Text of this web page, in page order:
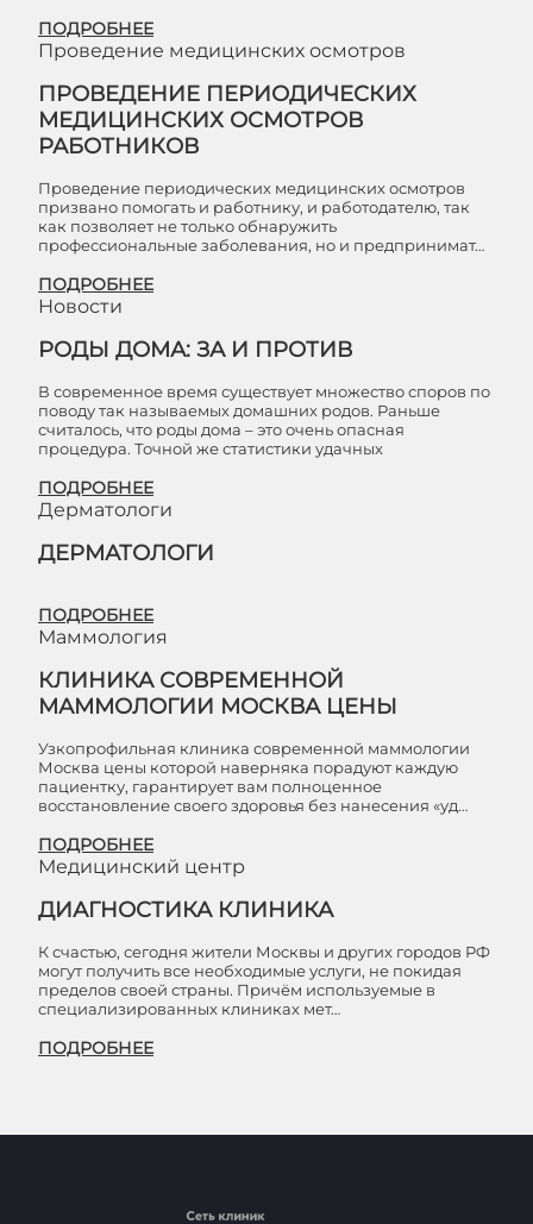
ПОДРОБНЕЕ
Проведение медицинских осмотров
ПРОВЕДЕНИЕ ПЕРИОДИЧЕСКИХ
МЕДИЦИНСКИХ ОСМОТРОВ
РАБОТНИКОВ
Проведение периодических медицинских осмотров
призвано помогать и работнику, и работодателю, так
как позволяет не только обнаружить
профессиональные заболевания, но и предпринимат…
ПОДРОБНЕЕ
Новости
РОДЫ ДОМА: ЗА И ПРОТИВ
В современное время существует множество споров по
поводу так называемых домашних родов. Раньше
считалось, что роды дома – это очень опасная
процедура. Точной же статистики удачных
ПОДРОБНЕЕ
Дерматологи
ДЕРМАТОЛОГИ
ПОДРОБНЕЕ
Маммология
КЛИНИКА СОВРЕМЕННОЙ
МАММОЛОГИИ МОСКВА ЦЕНЫ
Узкопрофильная клиника современной маммологии
Москва цены которой наверняка порадуют каждую
пациентку, гарантирует вам полноценное
восстановление своего здоровья без нанесения «уд…
ПОДРОБНЕЕ
Медицинский центр
ДИАГНОСТИКА КЛИНИКА
К счастью, сегодня жители Москвы и других городов РФ
могут получить все необходимые услуги, не покидая
пределов своей страны. Причём используемые в
специализированных клиниках мет…
ПОДРОБНЕЕ